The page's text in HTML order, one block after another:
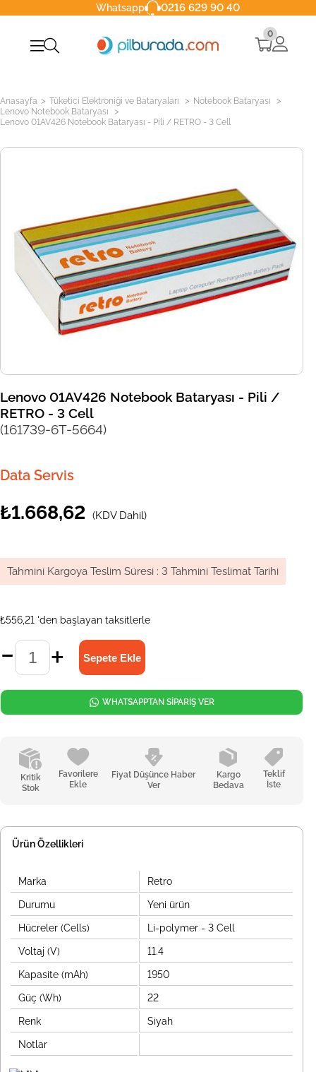
Whatsapp 0216 629 90 40
0
Anasayfa > Tüketici Elektroniği ve Bataryaları > Notebook Bataryası >
Lenovo Notebook Bataryası >
Lenovo 01AV426 Notebook Bataryası - Pili / RETRO - 3 Cell
Lenovo 01AV426 Notebook Bataryası - Pili /
RETRO - 3 Cell
(161739-6T-5664)
Data Servis
₺1.668,62 (KDV Dahil)
Tahmini Kargoya Teslim Süresi : 3 Tahmini Teslimat Tarihi
₺556,21 'den başlayan taksitlerle
Kritik
Stok
Favorilere
Ekle
Fiyat Düşünce Haber
Ver
Kargo
Bedava
Teklif
İste
WHATSAPPTAN SİPARİŞ VER
Ürün Özellikleri
Marka Retro
Durumu Yeni ürün
Hücreler (Cells) Li-polymer - 3 Cell
Voltaj (V) 11.4
Kapasite (mAh) 1950
Güç (Wh) 22
Renk Siyah
Notlar